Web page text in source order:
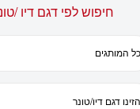
חיפוש לפי דגם דיו /